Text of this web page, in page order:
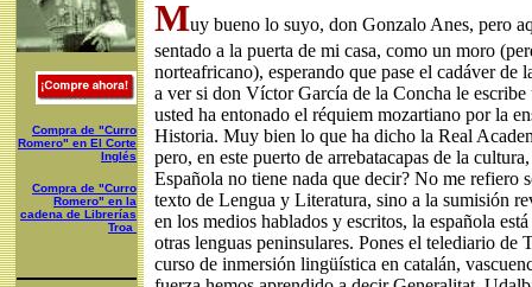
Compra de "Curro
Romero" en El Corte
Inglés
Compra de "Curro
Romero" en la
cadena de Librerías
Troa
Muy bueno lo suyo, don Gonzalo Anes, pero
sentado a la puerta de mi casa, como un moro
norteafricano), esperando que pase el cadáver de
a ver si don Víctor García de la Concha le
usted ha entonado el réquiem mozartiano por la
Historia. Muy bien lo que ha dicho la Real
pero, en este puerto de arrebatacapas de la
Española no tiene nada que decir? No me refiero
texto de Lengua y Literatura, sino a la sumisión
en los medios hablados y escritos, la española
otras lenguas peninsulares. Pones el telediario de
curso de inmersión lingüística en catalán,